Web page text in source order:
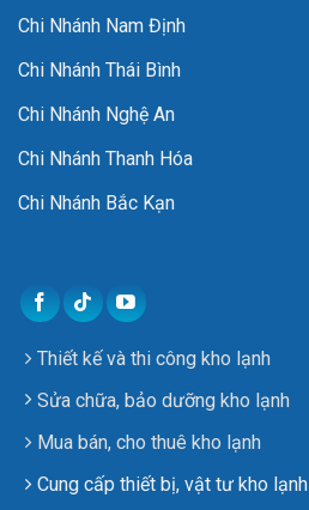
Chi Nhánh Nam Định
Chi Nhánh Thái Bình
Chi Nhánh Nghệ An
Chi Nhánh Thanh Hóa
Chi Nhánh Bắc Kạn
Thiết kế và thi công kho lạnh
Sửa chữa, bảo dưỡng kho lạnh
Mua bán, cho thuê kho lạnh
Cung cấp thiết bị, vật tư kho lạnh